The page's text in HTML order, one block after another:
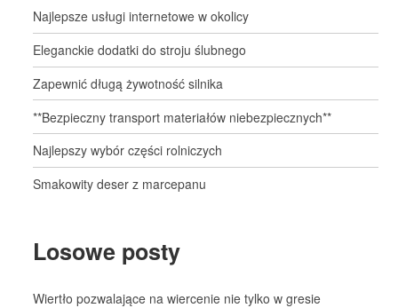
Najlepsze usługi internetowe w okolicy
Eleganckie dodatki do stroju ślubnego
Zapewnić długą żywotność silnika
**Bezpieczny transport materiałów niebezpiecznych**
Najlepszy wybór części rolniczych
Smakowity deser z marcepanu
Losowe posty
Wiertło pozwalające na wiercenie nie tylko w gresie